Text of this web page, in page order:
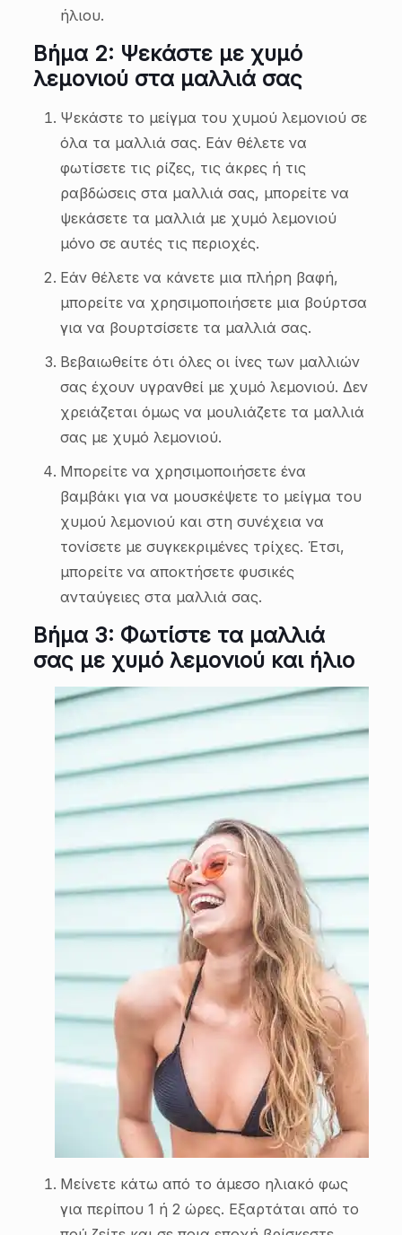
ήλιου.
Βήμα 2: Ψεκάστε με χυμό
λεμονιού στα μαλλιά σας
Ψεκάστε το μείγμα του χυμού λεμονιού σε
όλα τα μαλλιά σας. Εάν θέλετε να
φωτίσετε τις ρίζες, τις άκρες ή τις
ραβδώσεις στα μαλλιά σας, μπορείτε να
ψεκάσετε τα μαλλιά με χυμό λεμονιού
μόνο σε αυτές τις περιοχές.
Εάν θέλετε να κάνετε μια πλήρη βαφή,
μπορείτε να χρησιμοποιήσετε μια βούρτσα
για να βουρτσίσετε τα μαλλιά σας.
Βεβαιωθείτε ότι όλες οι ίνες των μαλλιών
σας έχουν υγρανθεί με χυμό λεμονιού. Δεν
χρειάζεται όμως να μουλιάζετε τα μαλλιά
σας με χυμό λεμονιού.
Μπορείτε να χρησιμοποιήσετε ένα
βαμβάκι για να μουσκέψετε το μείγμα του
χυμού λεμονιού και στη συνέχεια να
τονίσετε με συγκεκριμένες τρίχες. Έτσι,
μπορείτε να αποκτήσετε φυσικές
ανταύγειες στα μαλλιά σας.
Βήμα 3: Φωτίστε τα μαλλιά
σας με χυμό λεμονιού και ήλιο
Μείνετε κάτω από το άμεσο ηλιακό φως
για περίπου 1 ή 2 ώρες. Εξαρτάται από το